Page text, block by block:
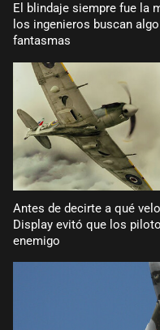
El blindaje siempre fue la
los ingenieros buscan
fantasmas
Antes de decirte a qué
Display evitó que los
enemigo